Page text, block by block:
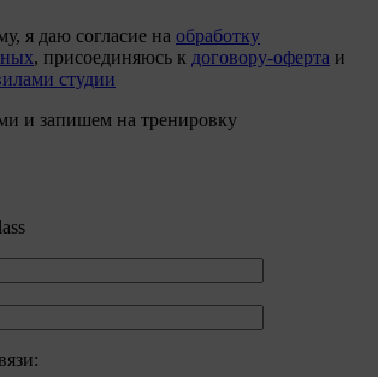
я даю согласие на обработку
, присоединяюсь к договору-оферта и
студии
и запишем на тренировку